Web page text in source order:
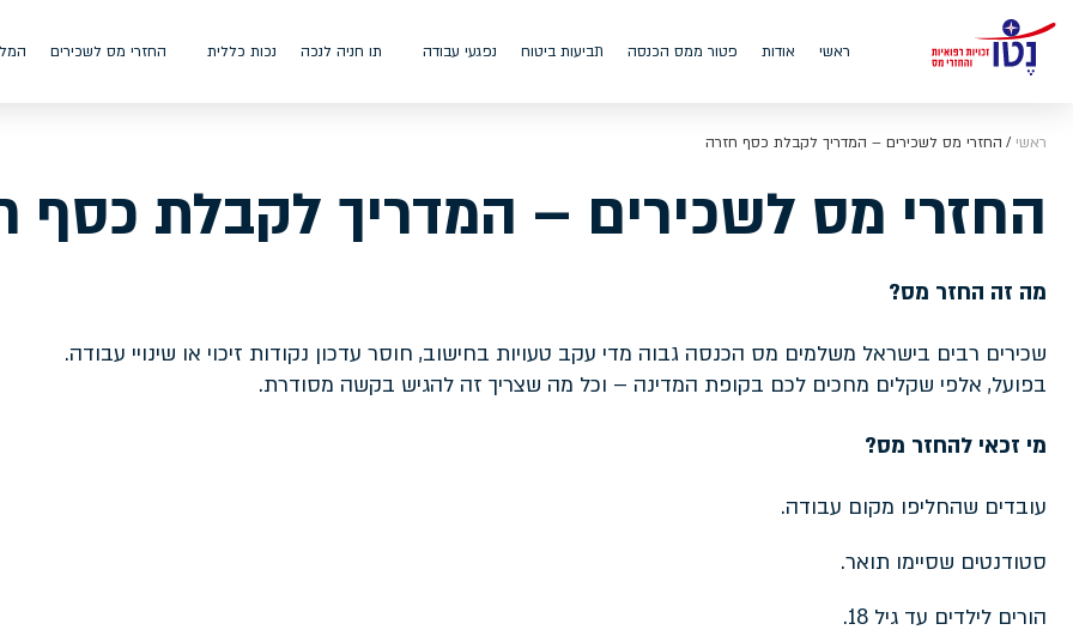
ראשי אודות פטור ממס הכנסה תביעות ביטוח נפגעי עבודה תו חניה לנכה נכות כללית החזרי מס לשכירים
ראשי החזרי מס לשכירים – המדריך לקבלת כסף חזרה
החזרי מס לשכירים – המדריך לקבלת כסף
מה זה החזר מס?
שכירים רבים בישראל משלמים מס הכנסה גבוה מדי עקב טעויות בחישוב, חוסר עדכון נקודות זיכוי או שינויי עבודה.
בפועל, אלפי שקלים מחכים לכם בקופת המדינה – וכל מה שצריך זה להגיש בקשה מסודרת.
מי זכאי להחזר מס?
עובדים שהחליפו מקום עבודה.
סטודנטים שסיימו תואר.
הורים לילדים עד גיל 18.